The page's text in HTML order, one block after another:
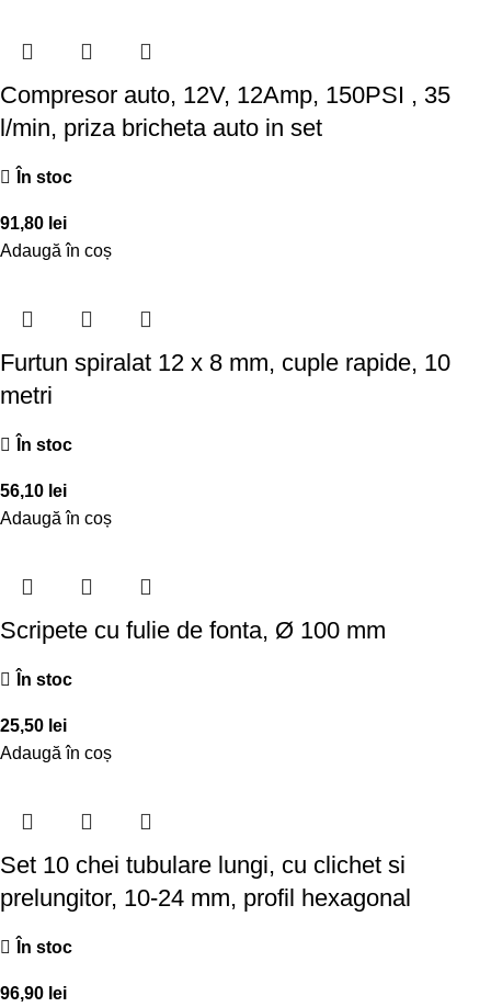
Compresor auto, 12V, 12Amp, 150PSI , 35
l/min, priza bricheta auto in set
În stoc
91,80 lei
Adaugă în coș
Furtun spiralat 12 x 8 mm, cuple rapide, 10
metri
În stoc
56,10 lei
Adaugă în coș
Scripete cu fulie de fonta, Ø 100 mm
În stoc
25,50 lei
Adaugă în coș
Set 10 chei tubulare lungi, cu clichet si
prelungitor, 10-24 mm, profil hexagonal
În stoc
96,90 lei